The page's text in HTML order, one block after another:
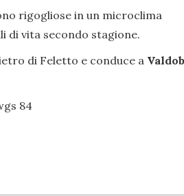
rigogliose in un microclima
di vita secondo stagione.
di Feletto e conduce a
84